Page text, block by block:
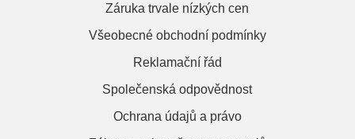
Záruka trvale nízkých cen
Všeobecné obchodní podmínky
Reklamační řád
Společenská odpovědnost
Ochrana údajů a právo